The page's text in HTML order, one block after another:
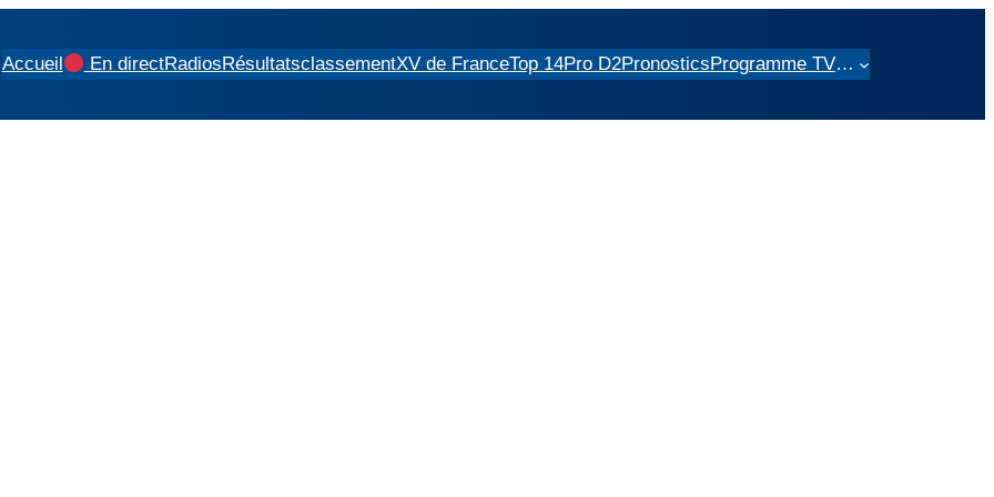
Accueil En directRadiosRésultatsclassementXV de FranceTop 14Pro D2PronosticsProgramme TV…